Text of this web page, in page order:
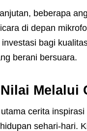
beberapa
di depan
bagi
berani bersuara.
Melalui
cerita
sehari-hari.